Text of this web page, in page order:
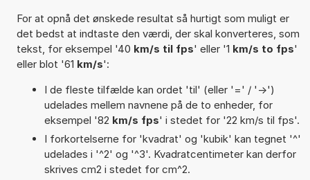
For at opnå det ønskede resultat så hurtigt som muligt er
det bedst at indtaste den værdi, der skal konverteres, som
tekst, for eksempel '40 km/s til fps' eller '1 km/s to fps'
eller blot '61 km/s':
I de fleste tilfælde kan ordet 'til' (eller '=' / '->')
udelades mellem navnene på de to enheder, for
eksempel '82 km/s fps' i stedet for '22 km/s til fps'.
I forkortelserne for 'kvadrat' og 'kubik' kan tegnet '^'
udelades i '^2' og '^3'. Kvadratcentimeter kan derfor
skrives cm2 i stedet for cm^2.